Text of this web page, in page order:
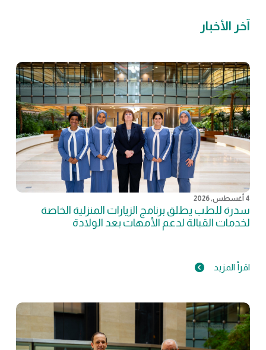
آخر الأخبار
4 أغسطس, 2026
سدرة للطب يطلق برنامج الزيارات المنزلية الخاصة
لخدمات القبالة لدعم الأمهات بعد الولادة
اقرأ المزيد